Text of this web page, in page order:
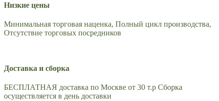
Низкие цены
Минимальная торговая наценка, Полный цикл производства,
Отсутствие торговых посредников
Доставка и сборка
БЕСПЛАТНАЯ доставка по Москве от 30 т.р Сборка
осуществляется в день доставки